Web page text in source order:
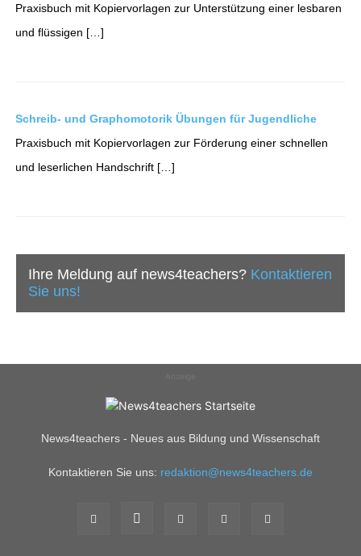
Praxisbuch mit Kopiervorlagen zur Unterstützung einer lesbaren
und flüssigen […]
Schreib- und Graphomotorik Übungen für Jugendliche
Praxisbuch mit Kopiervorlagen zur Förderung einer schnellen
und leserlichen Handschrift […]
Ihre Meldung auf news4teachers? Kontaktieren
Sie uns!
News4teachers - Neues aus Bildung und Wissenschaft
Kontaktieren Sie uns: redaktion@news4teachers.de